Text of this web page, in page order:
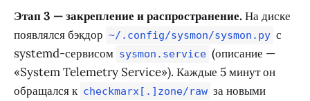
Этап 3 — закрепление и распространение.На диске
появлялся бэкдор ~/.config/sysmon/sysmon.py с
systemd-сервисом sysmon.service (описание —
«System Telemetry Service»). Каждые 5 минут он
обращался к checkmarx[.]zone/raw за новыми